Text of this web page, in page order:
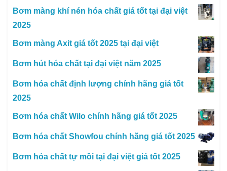
Bơm màng khí nén hóa chất giá tốt tại đại việt
2025
Bơm màng Axit giá tốt 2025 tại đại việt
Bơm hút hóa chất tại đại việt năm 2025
Bơm hóa chất định lượng chính hãng giá tốt
2025
Bơm hóa chất Wilo chính hãng giá tốt 2025
Bơm hóa chất Showfou chính hãng giá tốt 2025
Bơm hóa chất tự mồi tại đại việt giá tốt 2025